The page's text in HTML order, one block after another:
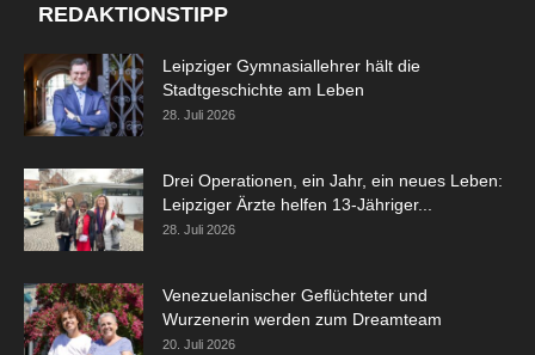
REDAKTIONSTIPP
Leipziger Gymnasiallehrer hält die
Stadtgeschichte am Leben
28. Juli 2026
Drei Operationen, ein Jahr, ein neues Leben:
Leipziger Ärzte helfen 13-Jähriger...
28. Juli 2026
Venezuelanischer Geflüchteter und
Wurzenerin werden zum Dreamteam
20. Juli 2026